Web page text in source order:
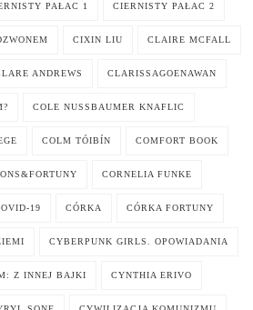
PAŁAC 1 CIERNISTY PAŁAC 2
CIXIN LIU CLAIRE MCFALL
ANDREWS CLARISSAGOENAWAN
COLE NUSSBAUMER KNAFLIC
COLM TÓIBÍN COMFORT BOOK
CORNELIA FUNKE
19 CÓRKA CÓRKA FORTUNY
CYBERPUNK GIRLS. OPOWIADANIA
Z INNEJ BAJKI CYNTHIA ERIVO